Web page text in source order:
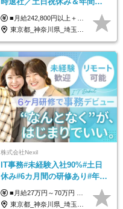
日123日／賞与年2回／研修制
度充実／リモートOK
■月給242,800円以上＋諸手当＋賞与年2回＋業績賞与 ※固定残業代32,813円～/20時間分を含む ※超過分は別途支給 ※経験・年齢を考慮の上、当社規定により決定 ※試用期間6ヵ月間（待遇に差異なし）
東京都_神奈川県_埼玉県_千葉県
株式会社Nexil
IT事務#未経験入社90%#土日
休み#6カ月間の研修あり#年休
125日以上#残業月5h以下#リ
モート可
■月給27万円～70万円 ※経験・スキルなどを考慮して決定します。 ※上記金額には固定残業代（月15時間相当分／26,300円～73,500円）を含みます。 超過分は別途支給します。 ★最大200万円の昇給アップを叶えたメンバーも！ ￣￣￣V￣￣￣￣￣￣￣￣￣￣￣￣￣￣￣￣￣￣￣ 社員の頑張りはしっかり評価・還元！ はじめは経験がなくても、頑張り次第で早期キャリアアップも狙える環境が充実！ 実際に、昇給で最大200万円給与が上がった先輩社員も活躍中！ 社員のモチベーションも高く維持しながら働けます◎ ★一人でも多くの方とお会いしたいと考えています！ ￣￣￣V￣￣￣￣￣￣￣￣￣￣￣￣￣￣￣￣￣￣￣￣ 現在活躍中の先輩たちの前職は、営業や飲食、 美容師や銀行員、アパレル店員など、多彩！ パソコンが苦手だったメンバーも今では第一線で活躍中です！
東京都_神奈川県_埼玉県_千葉県_大阪府_愛知県_北海道_青森県_岩手県_宮城県_秋田県_山形県_福島県_茨城県_栃木県_群馬県_新潟県_山梨県_長野県_富山県_石川県_福井県_静岡県_岐阜県_三重県_兵庫県_京都府_滋賀県_奈良県_和歌山県_広島県_岡山県_鳥取県_島根県_山口県_徳島県_香川県_愛媛県_高知県_福岡県_熊本県_佐賀県_長崎県_大分県_宮崎県_鹿児島県_沖縄県